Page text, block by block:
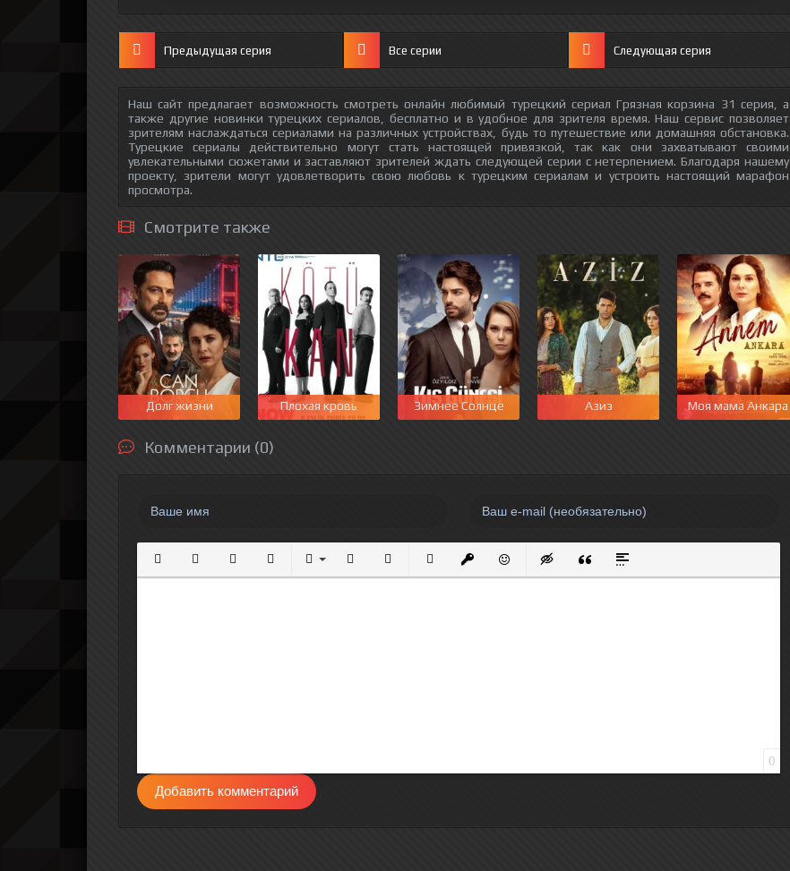
Предыдущая серия Все серии Следующая серия
Наш сайт предлагает возможность смотреть онлайн любимый турецкий сериал Грязная корзина 31 серия, а
также другие новинки турецких сериалов, бесплатно и в удобное для зрителя время. Наш сервис позволяет
зрителям наслаждаться сериалами на различных устройствах, будь то путешествие или домашняя обстановка.
Турецкие сериалы действительно могут стать настоящей привязкой, так как они захватывают своими
увлекательными сюжетами и заставляют зрителей ждать следующей серии с нетерпением. Благодаря нашему
проекту, зрители могут удовлетворить свою любовь к турецким сериалам и устроить настоящий марафон
просмотра.
Смотрите также
Долг жизни Плохая кровь Зимнее Солнце Азиз Моя мама Анкара
Комментарии (0)
Полужирный
КурсивПодчеркнутый
ЗачеркнутыйВыравнивание
Нумерованный список
Маркированный список
Вставить ссылку
Вставить защищенную ссылку
Вставить смайлик
Вставка скрытого текста
Вставка цитаты
Вставка спойлера
0
Добавить комментарий